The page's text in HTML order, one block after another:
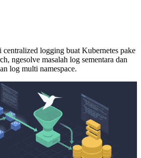
centralized logging buat Kubernetes pake
ngesolve masalah log sementara dan
log multi namespace.